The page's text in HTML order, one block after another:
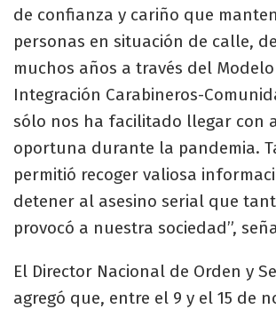
de confianza y cariño que
personas en situación de calle,
muchos años a través del
Integración Carabineros-
sólo nos ha facilitado llegar con
oportuna durante la pandemia.
permitió recoger valiosa
detener al asesino serial que
provocó a nuestra sociedad”,
El Director Nacional de Orden y
agregó que, entre el 9 y el 15 de